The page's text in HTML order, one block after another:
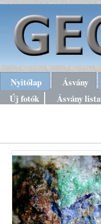
Nyitólap Ásvány
Új fotók
Ásvány lista